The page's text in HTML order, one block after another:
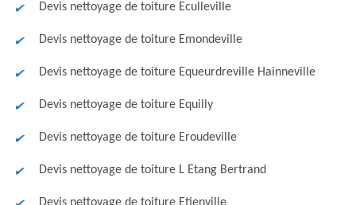
Devis nettoyage de toiture Eculleville
Devis nettoyage de toiture Emondeville
Devis nettoyage de toiture Equeurdreville Hainneville
Devis nettoyage de toiture Equilly
Devis nettoyage de toiture Eroudeville
Devis nettoyage de toiture L Etang Bertrand